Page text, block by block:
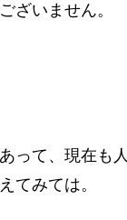
ざいません。
って、現在も
てみては。